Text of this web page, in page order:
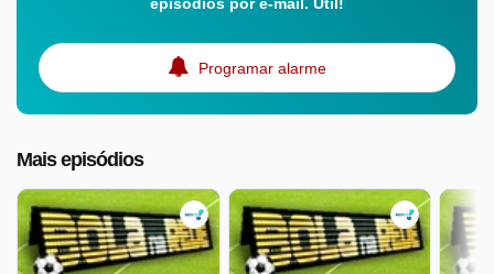
Programar alarme
Mais episódios